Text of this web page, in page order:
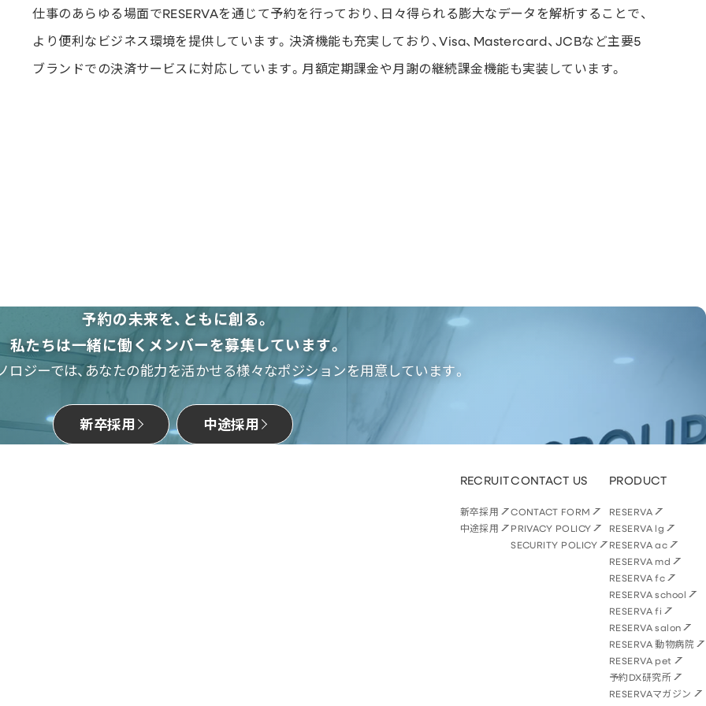
仕事のあらゆる場面でRESERVAを通じて予約を行っており、日々得られる膨大なデータを解析することで、
より便利なビジネス環境を提供しています。決済機能も充実しており、Visa、Mastercard、JCBなど主要5
ブランドでの決済サービスに対応しています。月額定期課金や月謝の継続課金機能も実装しています。
予約の未来を、ともに創る。
私たちは一緒に働くメンバーを募集しています。
ロジーでは、あなたの能力を活かせる様々なポジションを用意しています。
新卒採用 中途採用
RECRUIT
新卒採用
中途採用
CONTACT US
CONTACT FORM
PRIVACY POLICY
SECURITY POLICY
PRODUCT
RESERVA
RESERVA lg
RESERVA ac
RESERVA md
RESERVA fc
RESERVA school
RESERVA fi
RESERVA salon
RESERVA 動物病院
RESERVA pet
予約DX研究所
RESERVAマガジン